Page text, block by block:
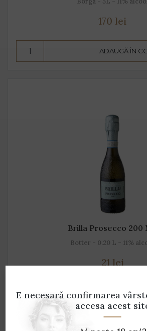
170 lei
ADAUGĂ ÎN
Brilla Prosecco 200
Botter - 0.20 L - 11%
21 lei
ADAUGĂ ÎN
E necesară confirmarea
accesa acest